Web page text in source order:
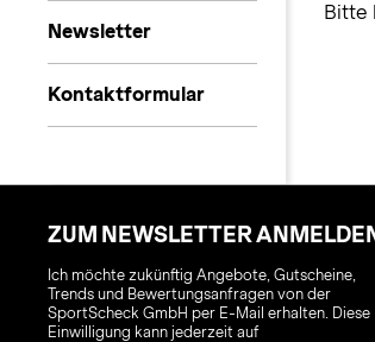
Newsletter
Kontaktformular
Bitte
ZUM NEWSLETTER
Ich möchte zukünftig Angebote, Gutscheine,
Trends und Bewertungsanfragen von der
SportScheck GmbH per E-Mail erhalten. Diese
Einwilligung kann jederzeit auf